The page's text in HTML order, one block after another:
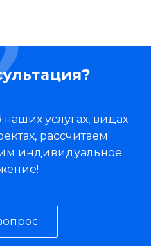
услугах, видах
рассчитаем
индивидуальное